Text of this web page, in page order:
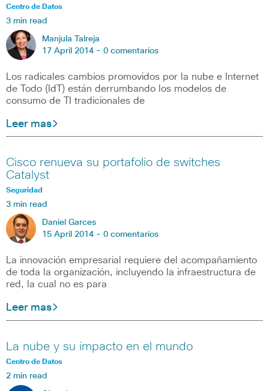
Centro de Datos
3 min read
Manjula Talreja
17 April 2014 - 0 comentarios
Los radicales cambios promovidos por la nube e Internet
de Todo (IdT) están derrumbando los modelos de
consumo de TI tradicionales de
Leer mas
Cisco renueva su portafolio de switches
Catalyst
Seguridad
3 min read
Daniel Garces
15 April 2014 - 0 comentarios
La innovación empresarial requiere del acompañamiento
de toda la organización, incluyendo la infraestructura de
red, la cual no es para
Leer mas
La nube y su impacto en el mundo
Centro de Datos
2 min read